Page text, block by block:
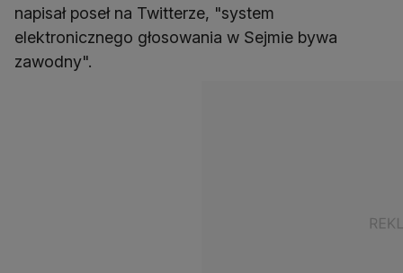
napisał poseł na Twitterze, "system
elektronicznego głosowania w Sejmie bywa
zawodny".